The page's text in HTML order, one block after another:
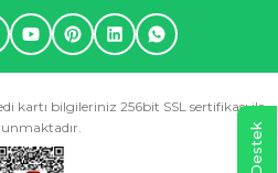
kartı bilgileriniz 256bit SSL sertifikası ile